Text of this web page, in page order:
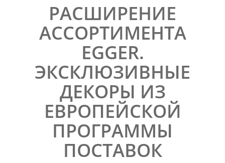
РАСШИРЕНИЕ
АССОРТИМЕНТА
EGGER.
ЭКСКЛЮЗИВНЫЕ
ДЕКОРЫ ИЗ
ЕВРОПЕЙСКОЙ
ПРОГРАММЫ
ПОСТАВОК